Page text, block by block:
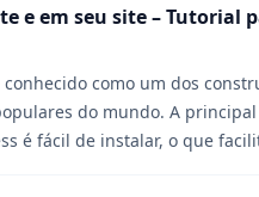
e em seu site – Tutorial
conhecido como um dos
do mundo. A
é fácil de instalar, o que